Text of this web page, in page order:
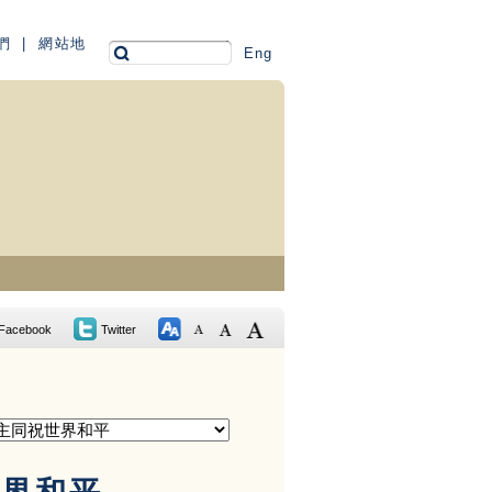
|網站地
Eng
Twitter